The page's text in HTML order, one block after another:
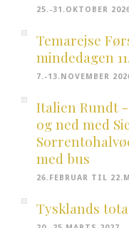
25.-31.OKTOBER
Temarejse
mindedagen
7.-13.NOVEMBER
Italien Rundt
og ned med
med bus
26.FEBRUAR TIL
Tysklands